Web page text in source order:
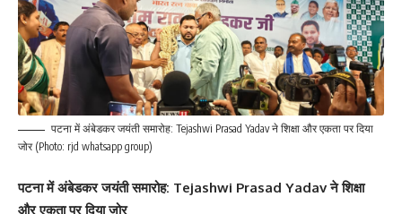
पटना में अंबेडकर जयंती समारोह: Tejashwi Prasad Yadav ने शिक्षा और एकता पर दिया
जोर (Photo: rjd whatsapp group)
पटना में अंबेडकर जयंती समारोह: Tejashwi Prasad Yadav ने शिक्षा
और एकता पर दिया जोर